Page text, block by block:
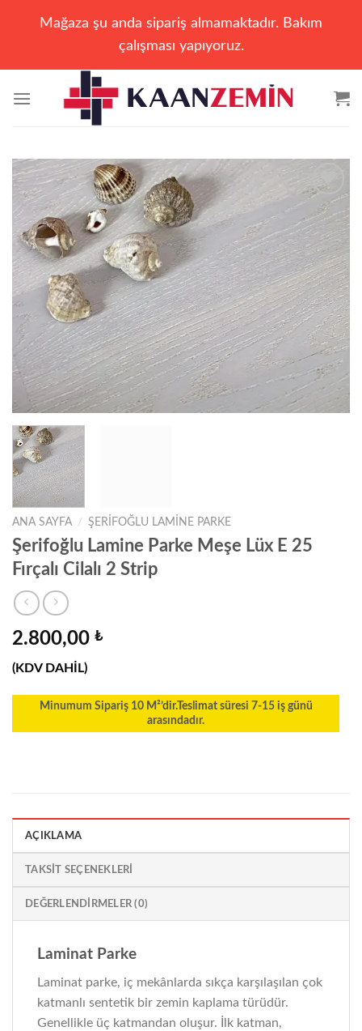
Mağaza şu anda sipariş almamaktadır. Bakım
çalışması yapıyoruz.
atla
Add to
wishlist
ANA SAYFA / ŞERIFOĞLU LAMINE PARKE
Şerifoğlu Lamine Parke Meşe Lüx E 25
Fırçalı Cilalı 2 Strip
2.800,00 ₺
(KDV DAHİL)
Minumum Sipariş 10 M²’dir.Teslimat süresi 7-15 iş günü
arasındadır.
AÇIKLAMA
TAKSIT SEÇENEKLERI
DEĞERLENDIRMELER (0)
Laminat Parke
Laminat parke, iç mekânlarda sıkça karşılaşılan çok
katmanlı sentetik bir zemin kaplama türüdür.
Genellikle üç katmandan oluşur. İlk katman,